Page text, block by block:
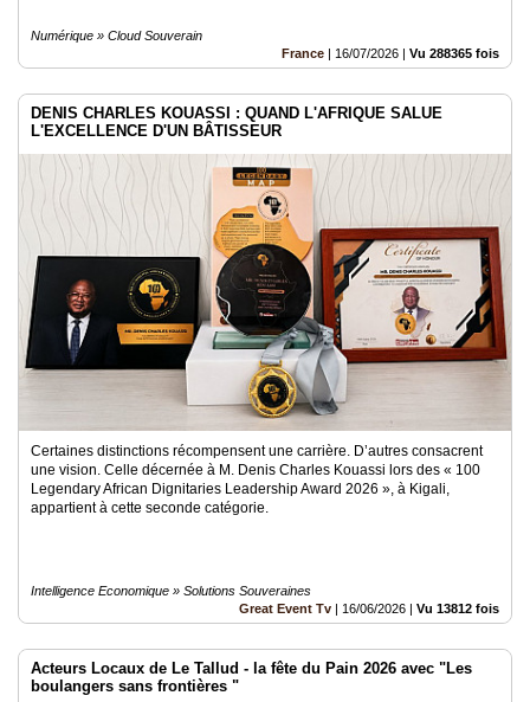
Numérique » Cloud Souverain
France | 16/07/2026 | Vu 288365 fois
DENIS CHARLES KOUASSI : QUAND L'AFRIQUE SALUE
L'EXCELLENCE D'UN BÂTISSEUR
Certaines distinctions récompensent une carrière. D’autres consacrent
une vision. Celle décernée à M. Denis Charles Kouassi lors des « 100
Legendary African Dignitaries Leadership Award 2026 », à Kigali,
appartient à cette seconde catégorie.
Intelligence Economique » Solutions Souveraines
Great Event Tv | 16/06/2026 | Vu 13812 fois
Acteurs Locaux de Le Tallud - la fête du Pain 2026 avec "Les
boulangers sans frontières "